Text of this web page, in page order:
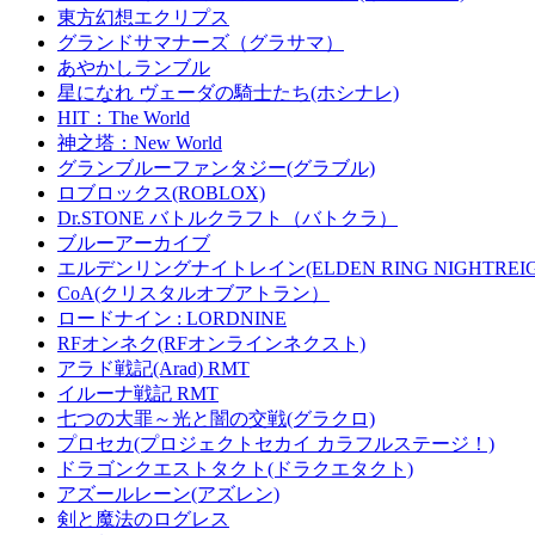
東方幻想エクリプス
グランドサマナーズ（グラサマ）
あやかしランブル
星になれ ヴェーダの騎士たち(ホシナレ)
HIT：The World
神之塔：New World
グランブルーファンタジー(グラブル)
ロブロックス(ROBLOX)
Dr.STONE バトルクラフト（バトクラ）
ブルーアーカイブ
エルデンリングナイトレイン(ELDEN RING
CoA(クリスタルオブアトラン）
ロードナイン : LORDNINE
RFオンネク(RFオンラインネクスト)
アラド戦記(Arad) RMT
イルーナ戦記 RMT
七つの大罪～光と闇の交戦(グラクロ)
プロセカ(プロジェクトセカイ カラフルステージ！)
ドラゴンクエストタクト(ドラクエタクト)
アズールレーン(アズレン)
剣と魔法のログレス